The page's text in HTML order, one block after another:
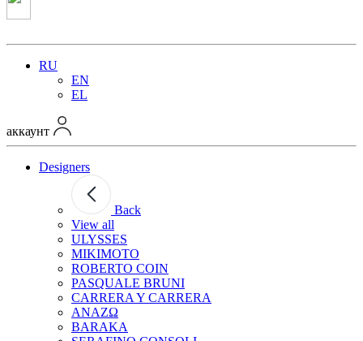
RU
EN
EL
аккаунт
Designers
Back
View all
ULYSSES
MIKIMOTO
ROBERTO COIN
PASQUALE BRUNI
CARRERA Y CARRERA
ANAZΩ
BARAKA